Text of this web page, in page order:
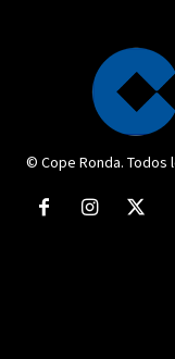
© Cope Ronda.